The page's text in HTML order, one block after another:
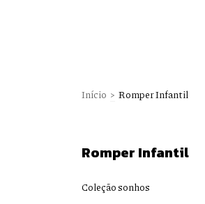
Início > Romper Infantil
Romper Infantil
Coleção sonhos